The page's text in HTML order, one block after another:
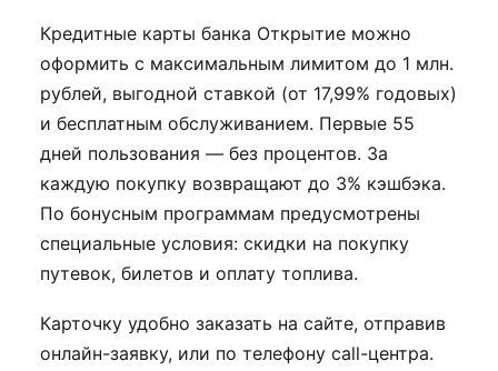
Кредитные карты банка Открытие можно
оформить с максимальным лимитом до 1 млн.
рублей, выгодной ставкой (от 17,99% годовых)
и бесплатным обслуживанием. Первые 55
дней пользования — без процентов. За
каждую покупку возвращают до 3% кэшбэка.
По бонусным программам предусмотрены
специальные условия: скидки на покупку
путевок, билетов и оплату топлива.
Карточку удобно заказать на сайте, отправив
онлайн-заявку, или по телефону call-центра.